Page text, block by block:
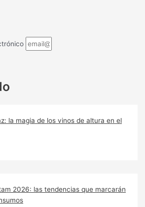
la magia de los vinos de altura en el
2026: las tendencias que marcarán